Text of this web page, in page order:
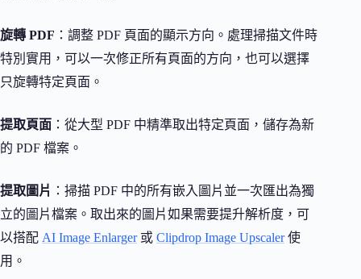
旋轉 PDF ：調整 PDF 頁面的顯示方向。處理掃描文件時
特別實用，可以一次修正所有頁面的方向，也可以選擇
只旋轉特定頁面。
提取頁面 ：從大型 PDF 中精準取出特定頁面，儲存為新
的 PDF 檔案。
提取圖片 ：掃描 PDF 中的所有嵌入圖片並一次匯出為獨
立的圖片檔案。取出來的圖片如果需要提升解析度，可
以搭配 AI Image Enlarger或 Clipdrop Image Upscaler使
用。